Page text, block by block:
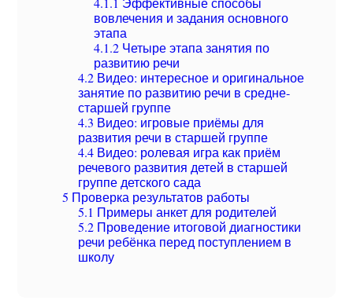
вовлечения и задания основного
этапа
4.1.2 Четыре этапа занятия по
развитию речи
4.2 Видео: интересное и оригинальное
занятие по развитию речи в средне-
старшей группе
4.3 Видео: игровые приёмы для
развития речи в старшей группе
4.4 Видео: ролевая игра как приём
речевого развития детей в старшей
группе детского сада
5 Проверка результатов работы
5.1 Примеры анкет для родителей
5.2 Проведение итоговой диагностики
речи ребёнка перед поступлением в
школу